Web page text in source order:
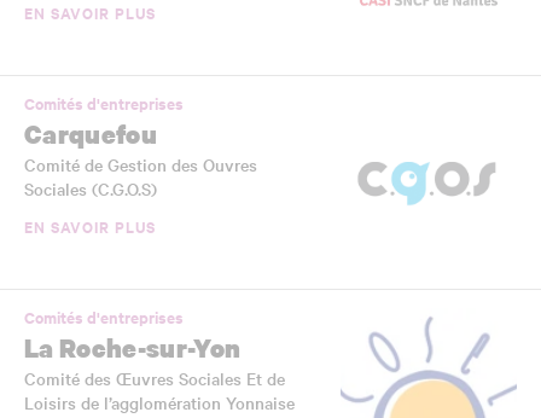
EN SAVOIR PLUS
Comités d'entreprises
Carquefou
Comité de Gestion des Ouvres
Sociales (C.G.O.S)
EN SAVOIR PLUS
Comités d'entreprises
La Roche-sur-Yon
Comité des Œuvres Sociales Et de
Loisirs de l’agglomération Yonnaise